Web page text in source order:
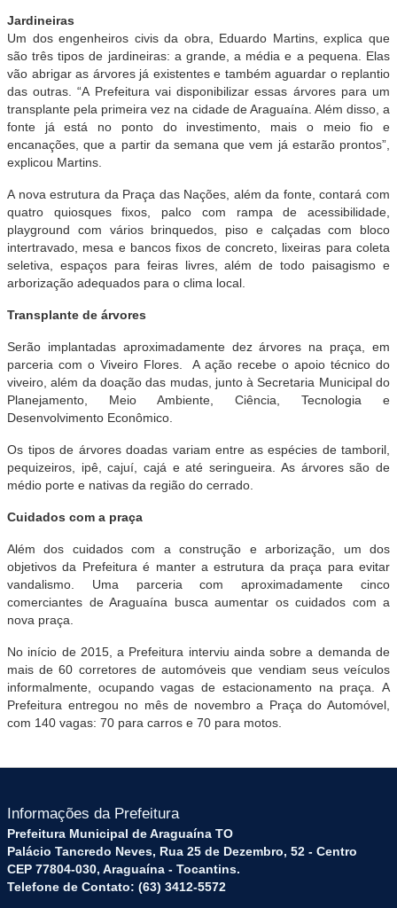
Jardineiras
Um dos engenheiros civis da obra, Eduardo Martins, explica que
são três tipos de jardineiras: a grande, a média e a pequena. Elas
vão abrigar as árvores já existentes e também aguardar o replantio
das outras. “A Prefeitura vai disponibilizar essas árvores para um
transplante pela primeira vez na cidade de Araguaína. Além disso, a
fonte já está no ponto do investimento, mais o meio fio e
encanações, que a partir da semana que vem já estarão prontos”,
explicou Martins.
A nova estrutura da Praça das Nações, além da fonte, contará com
quatro quiosques fixos, palco com rampa de acessibilidade,
playground com vários brinquedos, piso e calçadas com bloco
intertravado, mesa e bancos fixos de concreto, lixeiras para coleta
seletiva, espaços para feiras livres, além de todo paisagismo e
arborização adequados para o clima local.
Transplante de árvores
Serão implantadas aproximadamente dez árvores na praça, em
parceria com o Viveiro Flores. A ação recebe o apoio técnico do
viveiro, além da doação das mudas, junto à Secretaria Municipal do
Planejamento, Meio Ambiente, Ciência, Tecnologia e
Desenvolvimento Econômico.
Os tipos de árvores doadas variam entre as espécies de tamboril,
pequizeiros, ipê, cajuí, cajá e até seringueira. As árvores são de
médio porte e nativas da região do cerrado.
Cuidados com a praça
Além dos cuidados com a construção e arborização, um dos
objetivos da Prefeitura é manter a estrutura da praça para evitar
vandalismo. Uma parceria com aproximadamente cinco
comerciantes de Araguaína busca aumentar os cuidados com a
nova praça.
No início de 2015, a Prefeitura interviu ainda sobre a demanda de
mais de 60 corretores de automóveis que vendiam seus veículos
informalmente, ocupando vagas de estacionamento na praça. A
Prefeitura entregou no mês de novembro a Praça do Automóvel,
com 140 vagas: 70 para carros e 70 para motos.
Informações da Prefeitura
Prefeitura Municipal de Araguaína TO
Palácio Tancredo Neves, Rua 25 de Dezembro, 52 - Centro
CEP 77804-030, Araguaína - Tocantins.
Telefone de Contato: (63) 3412-5572